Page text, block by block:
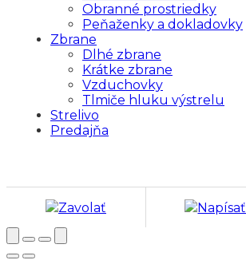
Obranné prostriedky
Peňaženky a dokladovky
Zbrane
Dlhé zbrane
Krátke zbrane
Vzduchovky
Tlmiče hluku výstrelu
Strelivo
Predajňa
Zavolať Napísať